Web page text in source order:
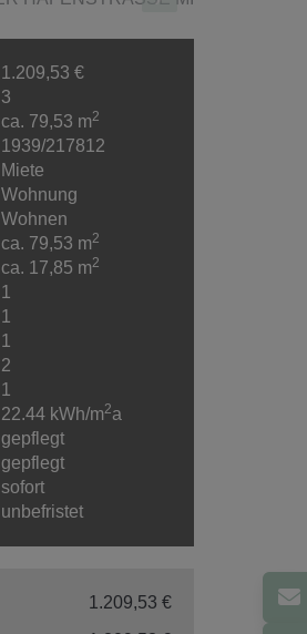
1.209,53 €
3
ca. 79,53 m2
1939/217812
Miete
Wohnung
Wohnen
ca. 79,53 m2
ca. 17,85 m2
1
1
1
2
1
22.44 kWh/m2a
gepflegt
gepflegt
sofort
unbefristet
1.209,53 €